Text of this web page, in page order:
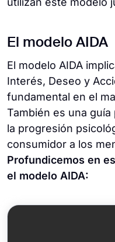
El modelo AIDA
El modelo AIDA
Interés, Deseo y
fundamental en el
También es una
la progresión
consumidor a los
Profundicemos en
el modelo AIDA: